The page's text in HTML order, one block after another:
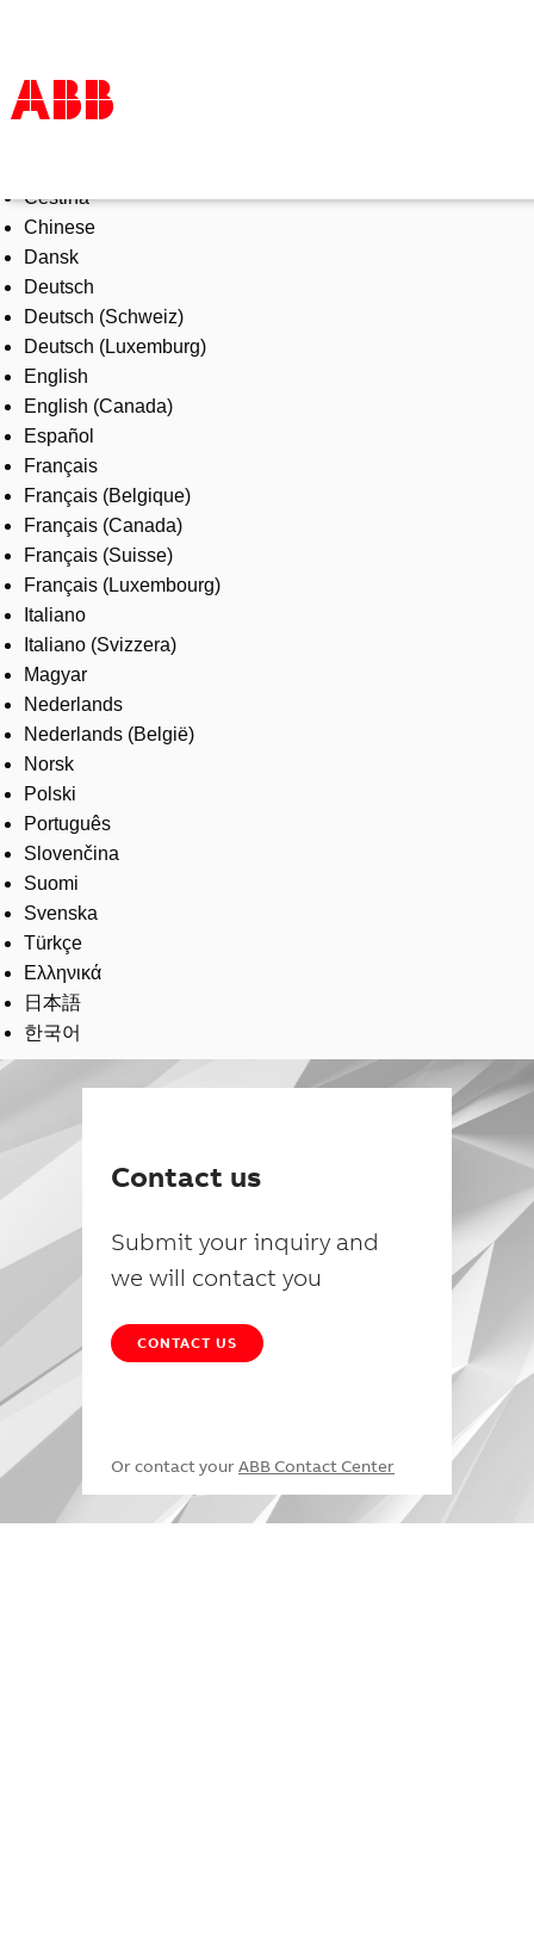
Products & Solutions
Industries
Services
About us
Where to buy
Contact us
Careers
Čeština
Chinese
Dansk
Deutsch
Deutsch (Schweiz)
Deutsch (Luxemburg)
English
English (Canada)
Español
Français
Français (Belgique)
Français (Canada)
Français (Suisse)
Français (Luxembourg)
Italiano
Italiano (Svizzera)
Magyar
Nederlands
Nederlands (België)
Norsk
Polski
Português
Slovenčina
Suomi
Svenska
Türkçe
Ελληνικά
日本語
한국어
Contact us
Submit your inquiry and
we will contact you
CONTACT US
Or contact your ABB Contact Center